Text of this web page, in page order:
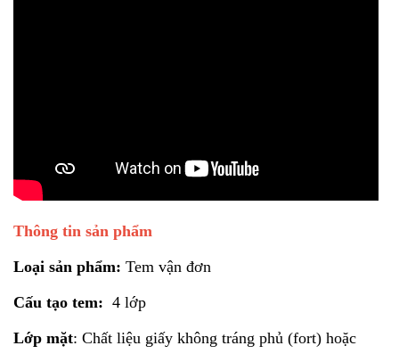
Thông tin sản phẩm
Loại sản phẩm: Tem vận đơn
Cấu tạo tem: 4 lớp
Lớp mặt: Chất liệu giấy không tráng phủ (fort) hoặc